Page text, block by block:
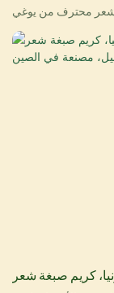
محترف من يوغي
كريم صبغة شعر